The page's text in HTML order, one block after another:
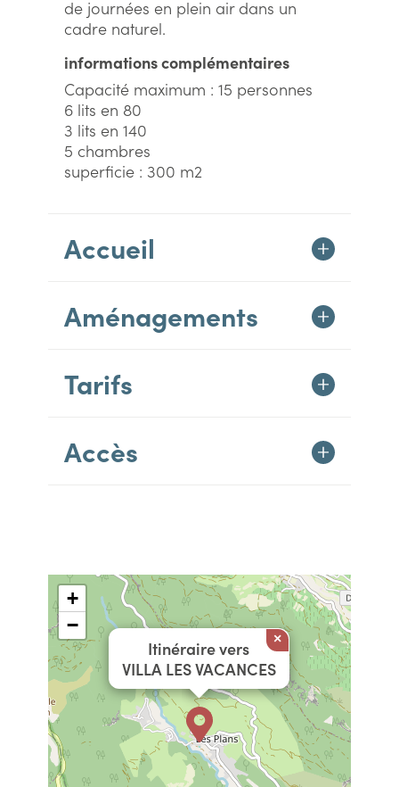
de journées en plein air dans un
cadre naturel.
informations complémentaires
Capacité maximum : 15 personnes
6 lits en 80
3 lits en 140
5 chambres
superficie : 300 m2
Accueil
Aménagements
Tarifs
Accès
Itinéraire vers
VILLA LES VACANCES
×
+
−